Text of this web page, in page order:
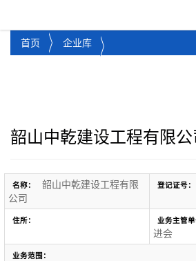
首页 企业库
韶山中乾建设工程有限公
名称：
韶山中乾建设工程有限
公司
登记证号：
住所： 业务主管单
进会
业务范围：